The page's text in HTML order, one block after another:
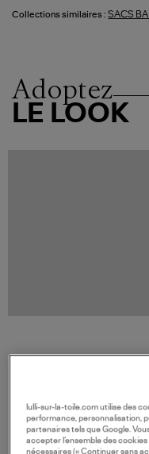
Collections similaires : SACS
Adoptez
LE LOOK
lulli-sur-la-toile.com utilise des
performance, personnalisation,
partenaires tels que Google.
accepter l’ensemble des
nécessaires (« Continuer sans